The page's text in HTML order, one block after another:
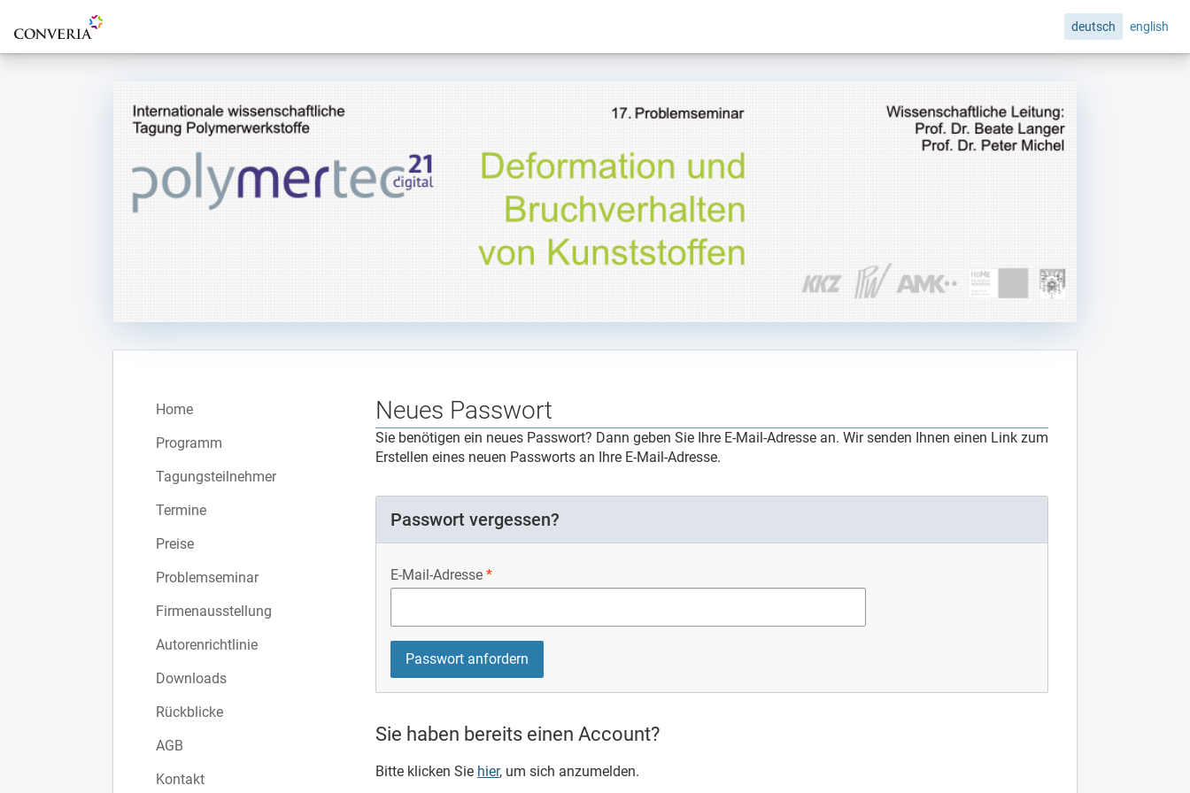
Zur Startseite deutsch english
Home
Programm
Tagungsteilnehmer
Termine
Preise
Problemseminar
Firmenausstellung
Autorenrichtlinie
Downloads
Rückblicke
AGB
Kontakt
Neues Passwort
Sie benötigen ein neues Passwort? Dann geben Sie Ihre E-Mail-Adresse an. Wir senden Ihnen einen Link zum
Erstellen eines neuen Passworts an Ihre E-Mail-Adresse.
Passwort vergessen?
E-Mail-Adresse
Sie haben bereits einen Account?
Bitte klicken Sie hier, um sich anzumelden.